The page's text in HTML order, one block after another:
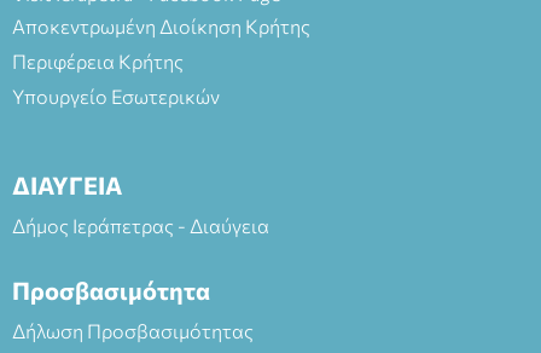
Αποκεντρωμένη Διοίκηση Κρήτης
Περιφέρεια Κρήτης
Υπουργείο Εσωτερικών
ΔΙΑΥΓΕΙΑ
Δήμος Ιεράπετρας - Διαύγεια
Προσβασιμότητα
Δήλωση Προσβασιμότητας